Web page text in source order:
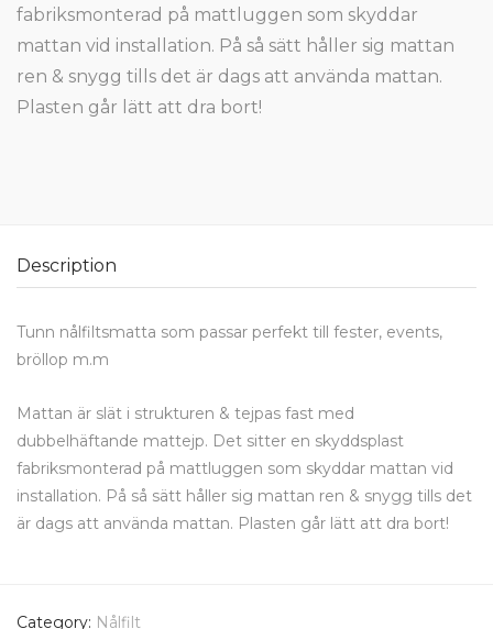
fabriksmonterad på mattluggen som skyddar
mattan vid installation. På så sätt håller sig mattan
ren & snygg tills det är dags att använda mattan.
Plasten går lätt att dra bort!
Description
Tunn nålfiltsmatta som passar perfekt till fester, events,
bröllop m.m
Mattan är slät i strukturen & tejpas fast med
dubbelhäftande mattejp. Det sitter en skyddsplast
fabriksmonterad på mattluggen som skyddar mattan vid
installation. På så sätt håller sig mattan ren & snygg tills det
är dags att använda mattan. Plasten går lätt att dra bort!
Category: Nålfilt